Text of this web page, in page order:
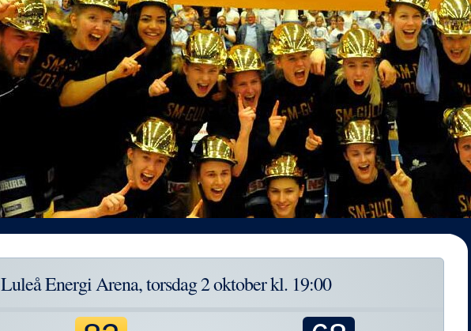
Luleå Energi Arena, torsdag 2 oktober kl. 19:00